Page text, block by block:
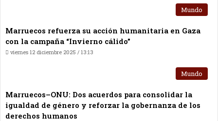
Mundo
Marruecos refuerza su acción humanitaria en Gaza
con la campaña “Invierno cálido”
viernes 12 diciembre 2025 / 13:13
Mundo
Marruecos–ONU: Dos acuerdos para consolidar la
igualdad de género y reforzar la gobernanza de los
derechos humanos